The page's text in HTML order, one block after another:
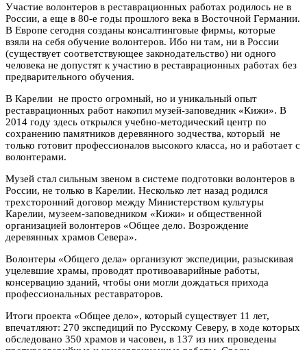
Участие волонтеров в реставрационных работах родилось не в
России, а еще в 80-е годы прошлого века в Восточной Германии.
В Европе сегодня созданы консалтинговые фирмы, которые
взяли на себя обучение волонтеров. Ибо ни там, ни в России
(существует соответствующее законодательство) ни одного
человека не допустят к участию в реставрационных работах без
предварительного обучения.
В Карелии не просто огромный, но и уникальный опыт
реставрационных работ накопил музей-заповедник «Кижи». В
2014 году здесь открылся учебно-методический центр по
сохранению памятников деревянного зодчества, который не
только готовит профессионалов высокого класса, но и работает с
волонтерами.
Музей стал сильным звеном в системе подготовки волонтеров в
России, не только в Карелии. Несколько лет назад родился
трехсторонний договор между Министерством культуры
Карелии, музеем-заповедником «Кижи» и общественной
организацией волонтеров «Общее дело. Возрождение
деревянных храмов Севера».
Волонтеры «Общего дела» организуют экспедиции, разыскивая
уцелевшие храмы, проводят противоаварийные работы,
консервацию зданий, чтобы они могли дождаться прихода
профессиональных реставраторов.
Итоги проекта «Общее дело», который существует 11 лет,
впечатляют: 270 экспедиций по Русскому Северу, в ходе которых
обследовано 350 храмов и часовен, в 137 из них проведены